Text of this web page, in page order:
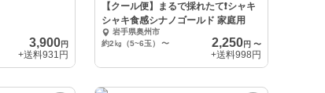
3,900円
+送料931円
【クール便】まるで採れたて❗️シャキ
シャキ食感シナノゴールド 家庭用
岩手県奥州市
約2㎏（5~6玉）
〜 2,250円 〜
+送料998円